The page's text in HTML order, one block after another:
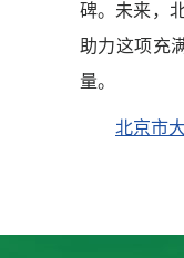
碑。未来，
助力这项充
量。
北京市